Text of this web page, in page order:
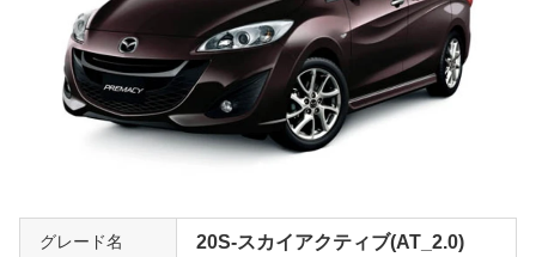
グレード名 20S-スカイアクティブ(AT_2.0)